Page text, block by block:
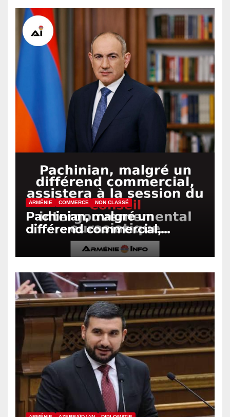
ARMÉNIE COMMERCE NON CLASSÉ
Pachinian, malgré un
différend commercial,
assistera à la session du
Conseil intergouvernemental